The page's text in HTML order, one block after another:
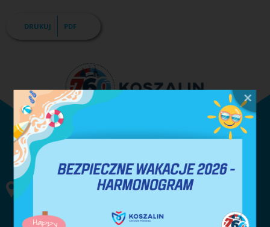
DRUKUJ PDF
75 – 007 Koszalin